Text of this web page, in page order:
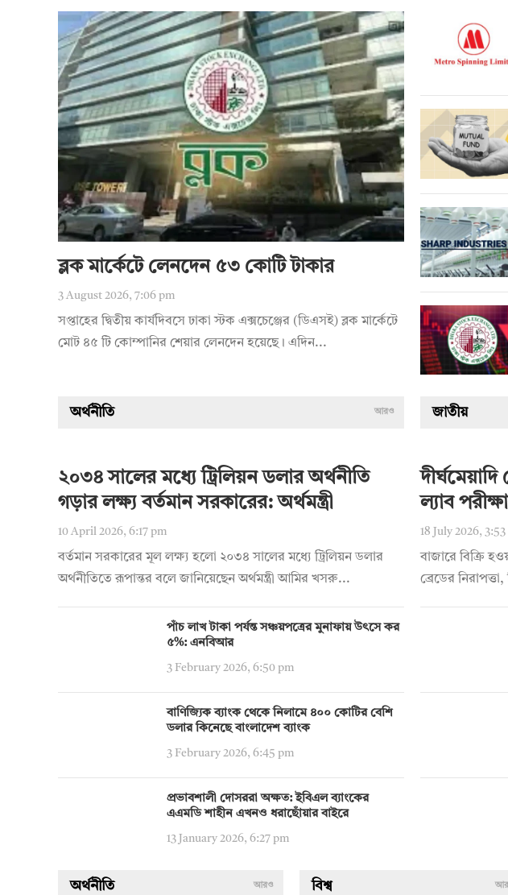
ব্লক মার্কেটে লেনদেন ৫৩ কোটি টাকার
3 August 2026, 7:06 pm
সপ্তাহের দ্বিতীয় কার্যদিবসে ঢাকা স্টক এক্সচেঞ্জের (ডিএসই) ব্লক মার্কেটে
মোট ৪৫ টি কোম্পানির শেয়ার লেনদেন হয়েছে। এদিন...
অর্থনীতি আরও
২০৩৪ সালের মধ্যে ট্রিলিয়ন ডলার অর্থনীতি
গড়ার লক্ষ্য বর্তমান সরকারের: অর্থমন্ত্রী
10 April 2026, 6:17 pm
বর্তমান সরকারের মূল লক্ষ্য হলো ২০৩৪ সালের মধ্যে ট্রিলিয়ন ডলার
অর্থনীতিতে রূপান্তর বলে জানিয়েছেন অর্থমন্ত্রী আমির খসরু...
পাঁচ লাখ টাকা পর্যন্ত সঞ্চয়পত্রের মুনাফায় উৎসে কর
৫%: এনবিআর
3 February 2026, 6:50 pm
বাণিজ্যিক ব্যাংক থেকে নিলামে ৪০০ কোটির বেশি
ডলার কিনেছে বাংলাদেশ ব্যাংক
3 February 2026, 6:45 pm
প্রভাবশালী দোসররা অক্ষত: ইবিএল ব্যাংকের
এএমডি শাহীন এখনও ধরাছোঁয়ার বাইরে
13 January 2026, 6:27 pm
জাতীয়
ল্যাব
18 July 2026,
বাজারে বিক্রি
ব্রেডের
অর্থনীতি আরও বিশ্ব